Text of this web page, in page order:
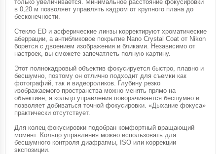
только увеличивается. Минимальное расстояние фокусировки
в 0,20 м позволяет управлять кадром от крупного плана до
бесконечности.
Стекло ED и асферические линзы корректируют хроматические
аберрации, а антибликовое покрытие Nano Crystal Coat от Nikon
борется с двоением изображения и бликами. Независимо от
настроек, вы сможете запечатлеть полную картину.
Этот полнокадровый объектив фокусируется быстро, плавно и
бесшумно, поэтому он отлично подходит для съемки как
фотографий, так и видеороликов. Глубину резко
изображаемого пространства можно менять прямо на
объективе, а кольцо управления поворачивается бесшумно и
позволяет добиваться точной фокусировки. «Дыхание фокуса»
практически отсутствует.
Для колец фокусировки подобран комфортный вращающий
момент. Кольцо управления можно использовать для
бесшумного контроля диафрагмы, ISO или коррекции
экспозиции.